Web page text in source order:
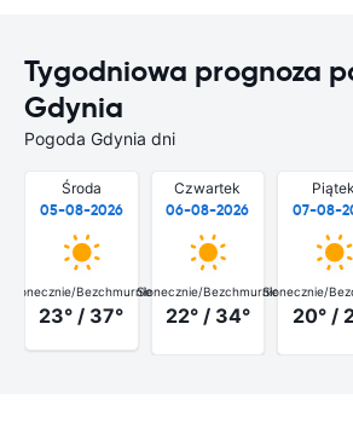
Tygodniowa prognoza
Gdynia
Pogoda Gdynia dni
Środa
05-08-2026
Słonecznie/Bezchmurnie
23° / 37°
Czwartek
06-08-2026
Słonecznie/Bezchmurnie
22° / 34°
Piątek
07-08-
Słonecznie/
20° /